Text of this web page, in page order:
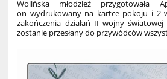
Wolińska młodzież przygotowała
on wydrukowany na kartce pokoju i 2
zakończenia działań II wojny
zostanie przesłany do przywódców